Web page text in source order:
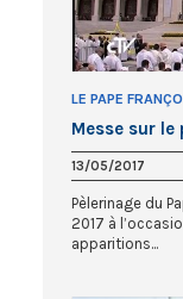
LE PAPE
Messe sur
13/05/2017
Pèlerinage du
2017 à
apparitions...